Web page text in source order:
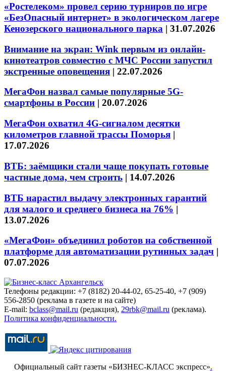
«Ростелеком» провел серию турниров по игре
«БезОпасный интернет» в экологическом лагере
Кенозерского национального парка | 31.07.2026
Внимание на экран: Wink первым из онлайн-
кинотеатров совместно с МЧС России запустил
экстренные оповещения | 22.07.2026
МегаФон назвал самые популярные 5G-
смартфоны в России | 20.07.2026
МегаФон охватил 4G-сигналом десятки
километров главной трассы Поморья |
17.07.2026
ВТБ: заёмщики стали чаще покупать готовые
частные дома, чем строить | 14.07.2026
ВТБ нарастил выдачу электронных гарантий
для малого и среднего бизнеса на 76% |
13.07.2026
«МегаФон» объединил роботов на собственной
платформе для автоматизации рутинных задач |
07.07.2026
Телефоны редакции: +7 (8182) 20-44-02, 65-25-40, +7 (909)
556-2850 (реклама в газете и на сайте)
E-mail: bclass@mail.ru (редакция), 29rbk@mail.ru (реклама).
Политика конфиденциальности.
Официальный сайт газеты «БИЗНЕС-КЛАСС экспресс».